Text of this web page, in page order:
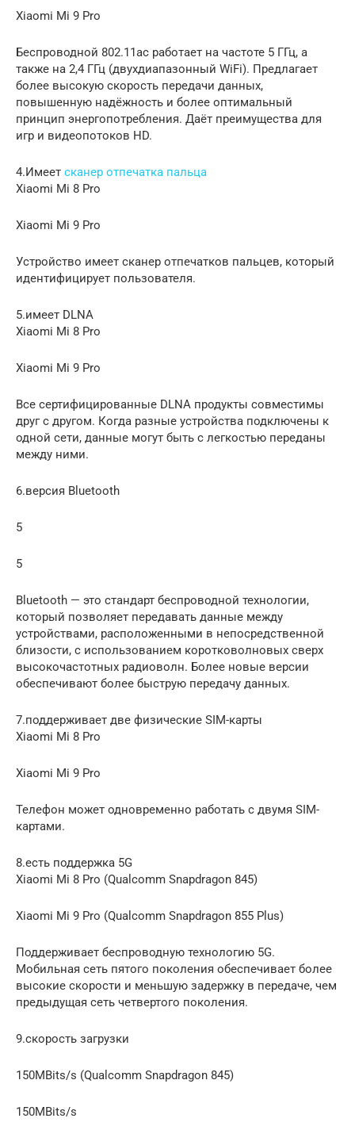
Xiaomi Mi 9 Pro
Беспроводной 802.11ac работает на частоте 5 ГГц, а
также на 2,4 ГГц (двухдиапазонный WiFi). Предлагает
более высокую скорость передачи данных,
повышенную надёжность и более оптимальный
принцип энергопотребления. Даёт преимущества для
игр и видеопотоков HD.
4.Имеет сканер отпечатка пальца
Xiaomi Mi 8 Pro
Xiaomi Mi 9 Pro
Устройство имеет сканер отпечатков пальцев, который
идентифицирует пользователя.
5.имеет DLNA
Xiaomi Mi 8 Pro
Xiaomi Mi 9 Pro
Все сертифицированные DLNA продукты совместимы
друг с другом. Когда разные устройства подключены к
одной сети, данные могут быть с легкостью переданы
между ними.
6.версия Bluetooth
5
5
Bluetooth — это стандарт беспроводной технологии,
который позволяет передавать данные между
устройствами, расположенными в непосредственной
близости, с использованием коротковолновых сверх
высокочастотных радиоволн. Более новые версии
обеспечивают более быструю передачу данных.
7.поддерживает две физические SIM-карты
Xiaomi Mi 8 Pro
Xiaomi Mi 9 Pro
Телефон может одновременно работать с двумя SIM-
картами.
8.есть поддержка 5G
Xiaomi Mi 8 Pro (Qualcomm Snapdragon 845)
Xiaomi Mi 9 Pro (Qualcomm Snapdragon 855 Plus)
Поддерживает беспроводную технологию 5G.
Мобильная сеть пятого поколения обеспечивает более
высокие скорости и меньшую задержку в передаче, чем
предыдущая сеть четвертого поколения.
9.скорость загрузки
150MBits/s (Qualcomm Snapdragon 845)
150MBits/s